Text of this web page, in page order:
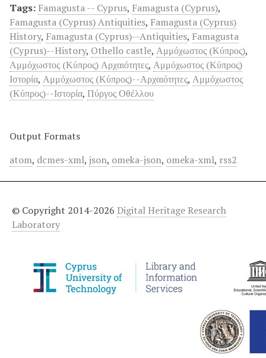
Tags: Famagusta -- Cyprus, Famagusta (Cyprus),
Famagusta (Cyprus) Antiquities, Famagusta (Cyprus)
History, Famagusta (Cyprus)--Antiquities, Famagusta
(Cyprus)--History, Othello castle, Αμμόχωστος (Κύπρος),
Αμμόχωστος (Κύπρος) Αρχαιότητες, Αμμόχωστος (Κύπρος)
Ιστορία, Αμμόχωστος (Κύπρος)--Αρχαιότητες, Αμμόχωστος
(Κύπρος)--Ιστορία, Πύργος Οθέλλου
Output Formats
atom, dcmes-xml, json, omeka-json, omeka-xml, rss2
© Copyright 2014-2026 Digital Heritage Research
Laboratory